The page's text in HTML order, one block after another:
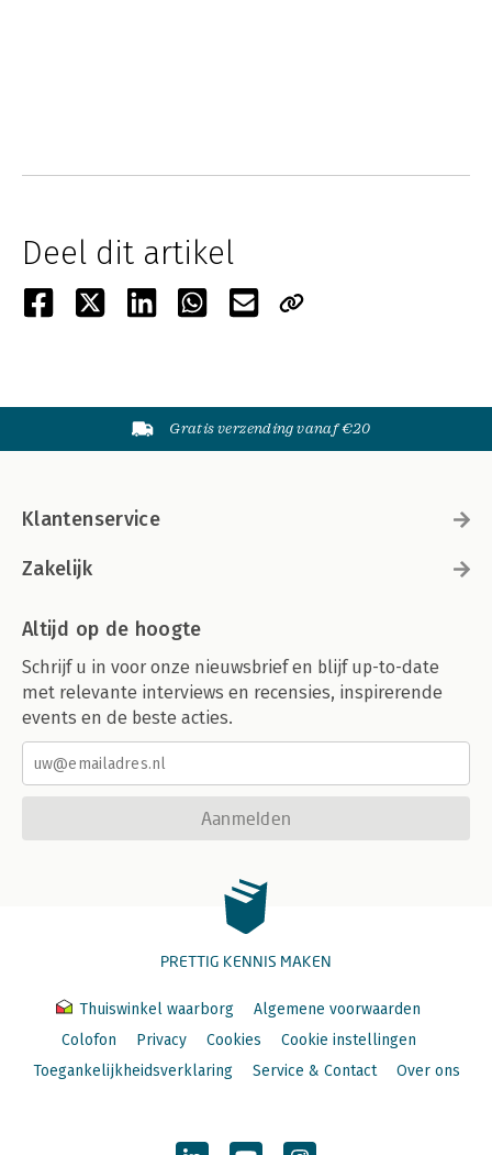
Deel dit artikel
Gratis verzending vanaf €20
Klantenservice
Zakelijk
Altijd op de hoogte
Schrijf u in voor onze nieuwsbrief en blijf up-to-date
met relevante interviews en recensies, inspirerende
events en de beste acties.
Aanmelden
PRETTIG KENNIS MAKEN
Thuiswinkel waarborg
Algemene voorwaarden
Colofon
Privacy Cookies
Cookie instellingen
Toegankelijkheidsverklaring
Service & Contact Over ons